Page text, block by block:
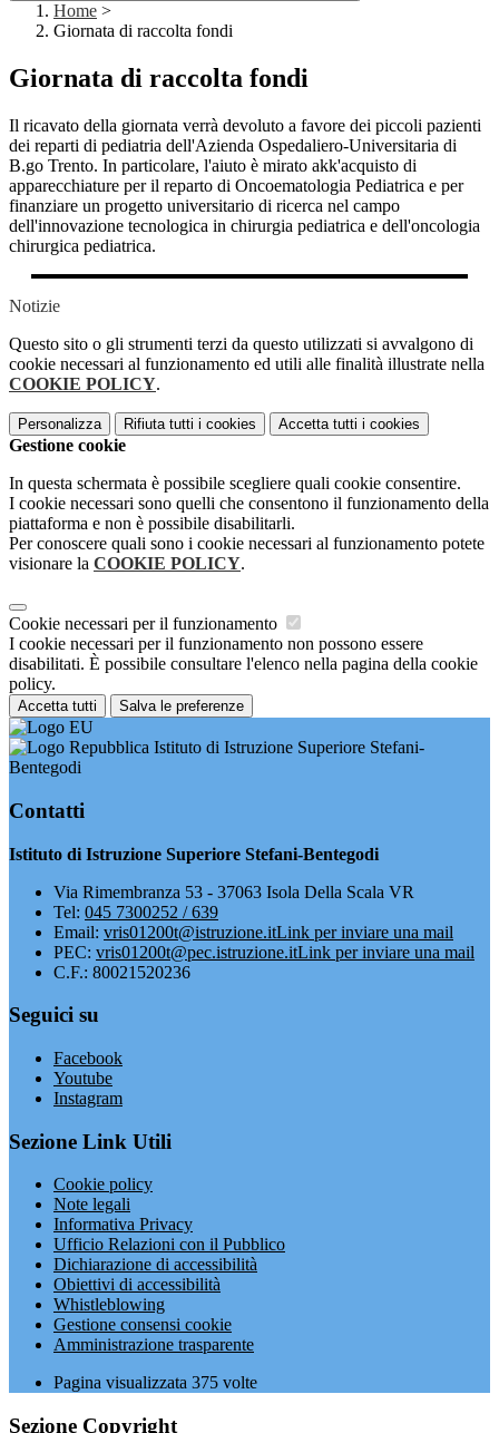
Home >
Giornata di raccolta fondi
Giornata di raccolta fondi
Il ricavato della giornata verrà devoluto a favore dei piccoli pazienti
dei reparti di pediatria dell'Azienda Ospedaliero-Universitaria di
B.go Trento. In particolare, l'aiuto è mirato akk'acquisto di
apparecchiature per il reparto di Oncoematologia Pediatrica e per
finanziare un progetto universitario di ricerca nel campo
dell'innovazione tecnologica in chirurgia pediatrica e dell'oncologia
chirurgica pediatrica.
Notizie
Questo sito o gli strumenti terzi da questo utilizzati si avvalgono di
cookie necessari al funzionamento ed utili alle finalità illustrate nella
COOKIE POLICY.
Personalizza Rifiuta tutti i cookies Accetta tutti i cookies
Gestione cookie
In questa schermata è possibile scegliere quali cookie consentire.
I cookie necessari sono quelli che consentono il funzionamento della
piattaforma e non è possibile disabilitarli.
Per conoscere quali sono i cookie necessari al funzionamento potete
visionare la COOKIE POLICY.
Cookie necessari per il funzionamento
I cookie necessari per il funzionamento non possono essere
disabilitati. È possibile consultare l'elenco nella pagina della cookie
policy.
Accetta tutti Salva le preferenze
Istituto di Istruzione Superiore Stefani-
Bentegodi
Contatti
Istituto di Istruzione Superiore Stefani-Bentegodi
Via Rimembranza 53 - 37063 Isola Della Scala VR
Tel: 045 7300252 / 639
Email: vris01200t@istruzione.itLink per inviare una mail
PEC: vris01200t@pec.istruzione.itLink per inviare una mail
C.F.: 80021520236
Seguici su
Facebook
Youtube
Instagram
Sezione Link Utili
Cookie policy
Note legali
Informativa Privacy
Ufficio Relazioni con il Pubblico
Dichiarazione di accessibilità
Obiettivi di accessibilità
Whistleblowing
Gestione consensi cookie
Amministrazione trasparente
Pagina visualizzata 375 volte
Sezione Copyright